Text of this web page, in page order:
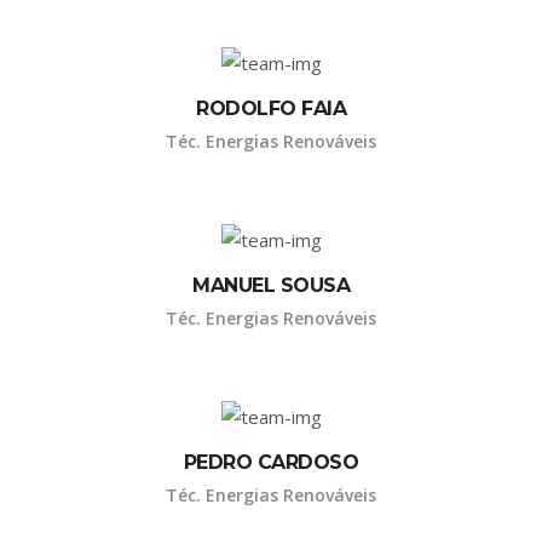
RODOLFO FAIA
Téc. Energias Renováveis
MANUEL SOUSA
Téc. Energias Renováveis
PEDRO CARDOSO
Téc. Energias Renováveis